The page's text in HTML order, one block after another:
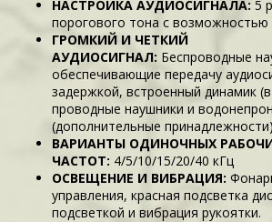
НАСТРОЙКА АУДИОСИГНАЛА: 5
порогового тона с возможностью
ГРОМКИЙ И ЧЕТКИЙ
АУДИОСИГНАЛ: Беспроводные
обеспечивающие передачу
задержкой, встроенный динамик
проводные наушники и
(дополнительные
ВАРИАНТЫ ОДИНОЧНЫХ
ЧАСТОТ: 4/5/10/15/20/40 кГц
ОСВЕЩЕНИЕ И ВИБРАЦИЯ:
управления, красная подсветка
подсветкой и вибрация рукоятки.